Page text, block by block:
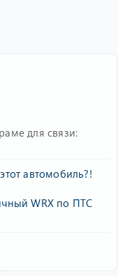
для связи
автомобиль?!
WRX по ПТС